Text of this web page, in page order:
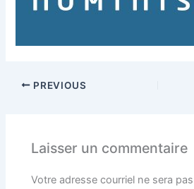
PREVIOUS
Laisser un commentaire
Votre adresse courriel ne sera